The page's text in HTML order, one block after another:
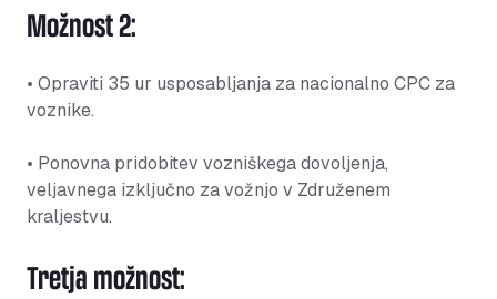
Možnost 2:
• Opraviti 35 ur usposabljanja za nacionalno CPC za
voznike.
• Ponovna pridobitev vozniškega dovoljenja,
veljavnega izključno za vožnjo v Združenem
kraljestvu.
Tretja možnost: